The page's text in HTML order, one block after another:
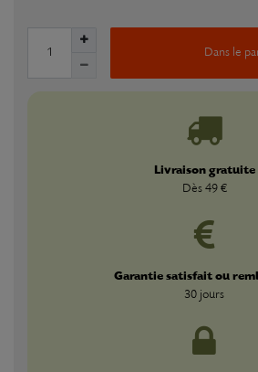
Dans le
Livraison gratuite
Dès 49 €
Garantie satisfait ou
30 jours